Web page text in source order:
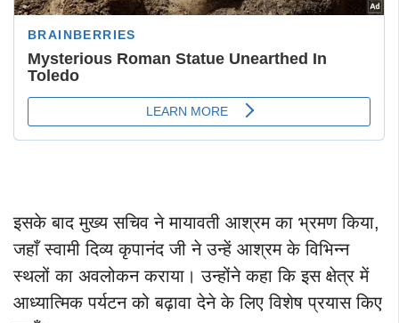
इसके बाद मुख्य सचिव ने मायावती आश्रम का भ्रमण किया,
जहाँ स्वामी दिव्य कृपानंद जी ने उन्हें आश्रम के विभिन्न
स्थलों का अवलोकन कराया। उन्होंने कहा कि इस क्षेत्र में
आध्यात्मिक पर्यटन को बढ़ावा देने के लिए विशेष प्रयास किए